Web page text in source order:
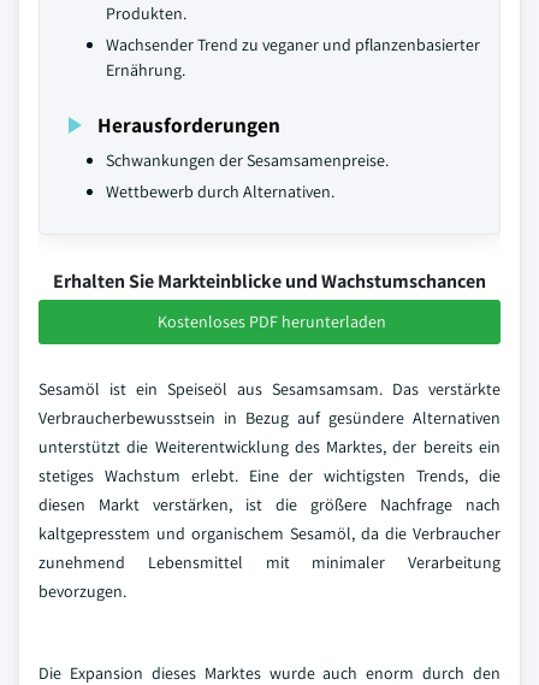
Produkten.
Wachsender Trend zu veganer und pflanzenbasierter
Ernährung.
Herausforderungen
Schwankungen der Sesamsamenpreise.
Wettbewerb durch Alternativen.
Erhalten Sie Markteinblicke und Wachstumschancen
Kostenloses PDF herunterladen
Sesamöl ist ein Speiseöl aus Sesamsamsam. Das verstärkte
Verbraucherbewusstsein in Bezug auf gesündere Alternativen
unterstützt die Weiterentwicklung des Marktes, der bereits ein
stetiges Wachstum erlebt. Eine der wichtigsten Trends, die
diesen Markt verstärken, ist die größere Nachfrage nach
kaltgepresstem und organischem Sesamöl, da die Verbraucher
zunehmend Lebensmittel mit minimaler Verarbeitung
bevorzugen.
Die Expansion dieses Marktes wurde auch enorm durch den